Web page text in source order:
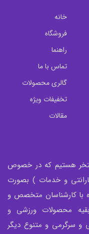
خانه
فروشگاه
راهنما
تماس با ما
گالری محصولات
تخفیفات ویژه
مقالات
هستیم که در خصوص
و خدمات ) بصورت
با کارشناسان متخصص و
محصولات ورزشی و
سرگرمی و متنوع دیگر